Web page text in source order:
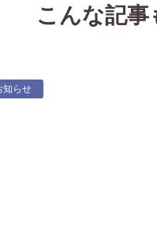
こんな記
知らせ